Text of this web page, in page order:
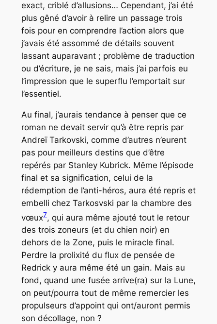
exact, criblé d’allusions… Cependant, j’ai été
plus gêné d’avoir à relire un passage trois
fois pour en comprendre l’action alors que
j’avais été assommé de détails souvent
lassant auparavant ; problème de traduction
ou d’écriture, je ne sais, mais j’ai parfois eu
l’impression que le superflu l’emportait sur
l’essentiel.
Au final, j’aurais tendance à penser que ce
roman ne devait servir qu’à être repris par
Andreï Tarkovski, comme d’autres n’eurent
pas pour meilleurs destins que d’être
repérés par Stanley Kubrick. Même l’épisode
final et sa signification, celui de la
rédemption de l’anti-héros, aura été repris et
embelli chez Tarkosvski par la chambre des
vœux7, qui aura même ajouté tout le retour
des trois zoneurs (et du chien noir) en
dehors de la Zone, puis le miracle final.
Perdre la prolixité du flux de pensée de
Redrick y aura même été un gain. Mais au
fond, quand une fusée arrive(ra) sur la Lune,
on peut/pourra tout de même remercier les
propulseurs d’appoint qui ont/auront permis
son décollage, non ?